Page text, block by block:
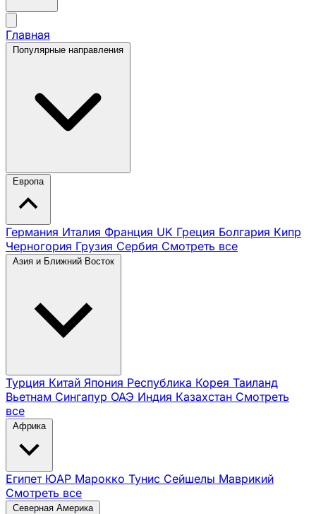
Главная
Популярные направления
Европа
Германия Италия Франция UK Греция Болгария Кипр
Черногория Грузия Сербия Смотреть все
Азия и Ближний Восток
Турция Китай Япония Республика Корея Таиланд
Вьетнам Сингапур ОАЭ Индия Казахстан Смотреть
все
Африка
Египет ЮАР Марокко Тунис Сейшелы Маврикий
Смотреть все
Северная Америка